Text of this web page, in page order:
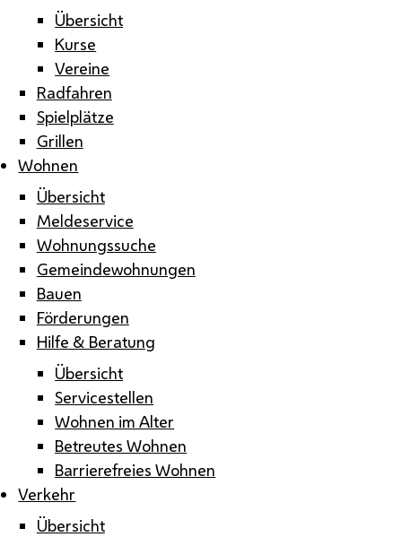
Übersicht
Kurse
Vereine
Radfahren
Spielplätze
Grillen
Wohnen
Übersicht
Meldeservice
Wohnungssuche
Gemeindewohnungen
Bauen
Förderungen
Hilfe & Beratung
Übersicht
Servicestellen
Wohnen im Alter
Betreutes Wohnen
Barrierefreies Wohnen
Verkehr
Übersicht